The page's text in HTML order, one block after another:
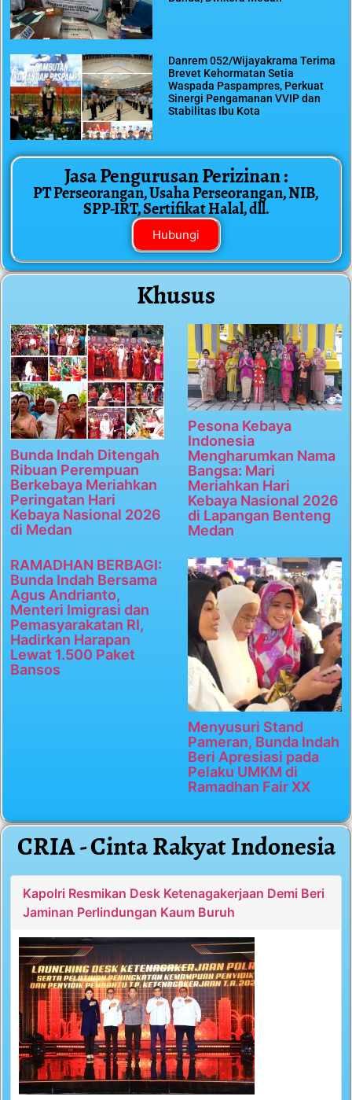
Danrem 052/Wijayakrama Terima
Brevet Kehormatan Setia
Waspada Paspampres, Perkuat
Sinergi Pengamanan VVIP dan
Stabilitas Ibu Kota
Jasa Pengurusan Perizinan :
PT Perseorangan, Usaha Perseorangan, NIB,
SPP-IRT, Sertifikat Halal, dll.
Hubungi
Khusus
Bunda Indah Ditengah
Ribuan Perempuan
Berkebaya Meriahkan
Peringatan Hari
Kebaya Nasional 2026
di Medan
Pesona Kebaya
Indonesia
Mengharumkan Nama
Bangsa: Mari
Meriahkan Hari
Kebaya Nasional 2026
di Lapangan Benteng
Medan
RAMADHAN BERBAGI:
Bunda Indah Bersama
Agus Andrianto,
Menteri Imigrasi dan
Pemasyarakatan RI,
Hadirkan Harapan
Lewat 1.500 Paket
Bansos
Menyusuri Stand
Pameran, Bunda Indah
Beri Apresiasi pada
Pelaku UMKM di
Ramadhan Fair XX
CRIA - Cinta Rakyat Indonesia
Kapolri Resmikan Desk Ketenagakerjaan Demi Beri
Jaminan Perlindungan Kaum Buruh